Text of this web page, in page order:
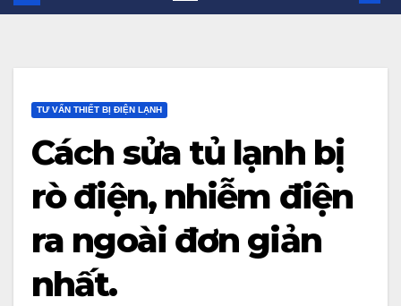
TƯ VẤN THIẾT BỊ ĐIỆN LẠNH
Cách sửa tủ lạnh bị
rò điện, nhiễm điện
ra ngoài đơn giản
nhất.